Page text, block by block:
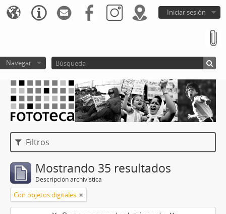
Iniciar sesión
Navegar
Filtros
Mostrando 35 resultados
Descripción archivística
Con objetos digitales